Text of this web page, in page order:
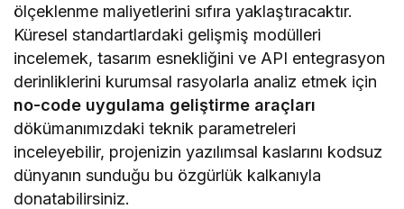
ölçeklenme maliyetlerini sıfıra yaklaştıracaktır.
Küresel standartlardaki gelişmiş modülleri
incelemek, tasarım esnekliğini ve API entegrasyon
derinliklerini kurumsal rasyolarla analiz etmek için
no-code uygulama geliştirme araçları
dökümanımızdaki teknik parametreleri
inceleyebilir, projenizin yazılımsal kaslarını kodsuz
dünyanın sunduğu bu özgürlük kalkanıyla
donatabilirsiniz.